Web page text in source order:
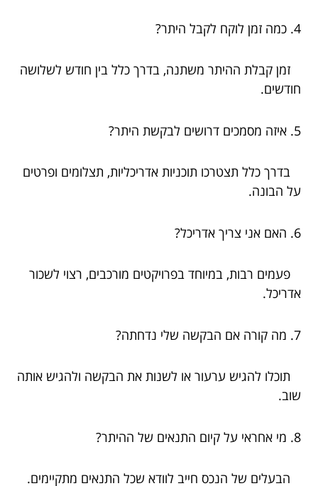
4. כמה זמן לוקח לקבל היתר?
זמן קבלת ההיתר משתנה, בדרך כלל בין חודש לשלושה
חודשים.
5. איזה מסמכים דרושים לבקשת היתר?
בדרך כלל תצטרכו תוכניות אדריכליות, תצלומים ופרטים
על הבונה.
6. האם אני צריך אדריכל?
פעמים רבות, במיוחד בפרויקטים מורכבים, רצוי לשכור
אדריכל.
7. מה קורה אם הבקשה שלי נדחתה?
תוכלו להגיש ערעור או לשנות את הבקשה ולהגיש אותה
שוב.
8. מי אחראי על קיום התנאים של ההיתר?
הבעלים של הנכס חייב לוודא שכל התנאים מתקיימים.